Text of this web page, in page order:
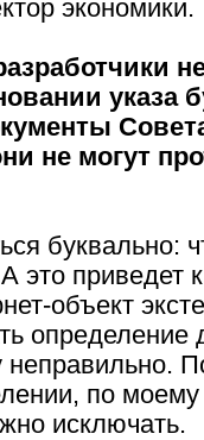
экономики.
указа
не могут
буквально:
это приведет
объект
определение
неправильно.
по
исключать.